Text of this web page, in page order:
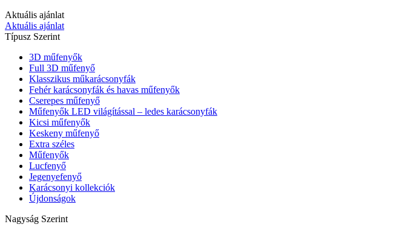
Aktuális ajánlat
Aktuális ajánlat
Típusz Szerint
3D műfenyők
Full 3D műfenyő
Klasszikus műkarácsonyfák
Fehér karácsonyfák és havas műfenyők
Cserepes műfenyő
Műfenyők LED világítással – ledes karácsonyfák
Kicsi műfenyők
Keskeny műfenyő
Extra széles
Műfenyők
Lucfenyő
Jegenyefenyő
Karácsonyi kollekciók
Újdonságok
Nagyság Szerint